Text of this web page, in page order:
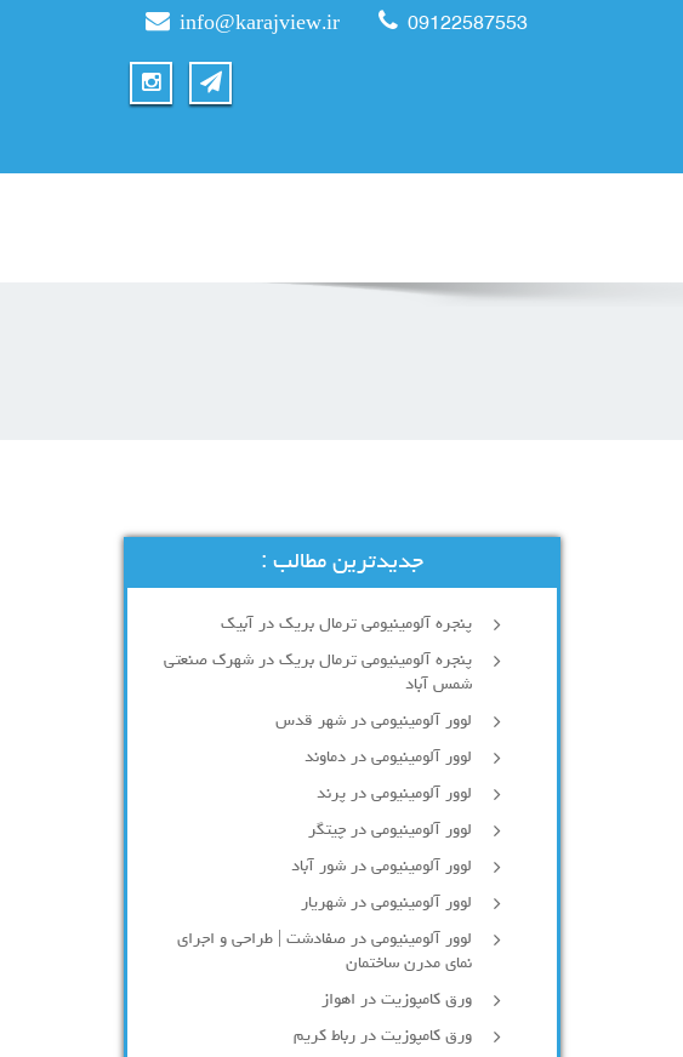
info@karajview.ir 09122587553
جدیدترین مطالب :
پنجره آلومینیومی ترمال بریک در آبیک
پنجره آلومینیومی ترمال بریک در شهرک صنعتی
شمس آباد
لوور آلومینیومی در شهر قدس
لوور آلومینیومی در دماوند
لوور آلومینیومی در پرند
لوور آلومینیومی در چیتگر
لوور آلومینیومی در شور آباد
لوور آلومينيومي در شهريار
لوور آلومینیومی در صفادشت | طراحی و اجرای
نمای مدرن ساختمان
ورق کامپوزیت در اهواز
ورق کامپوزیت در رباط کریم